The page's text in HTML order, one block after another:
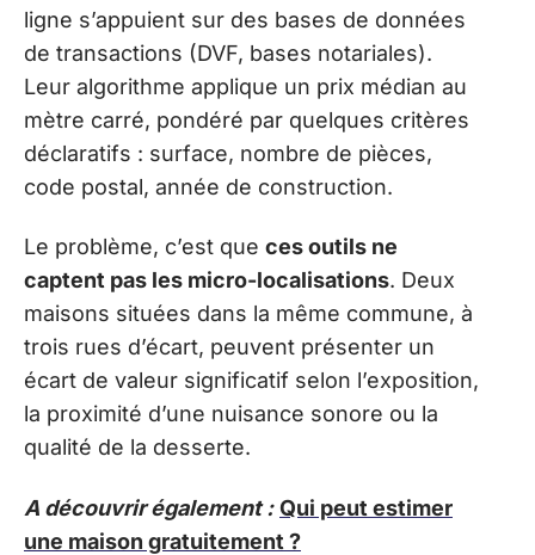
ligne s’appuient sur des bases de données
de transactions (DVF, bases notariales).
Leur algorithme applique un prix médian au
mètre carré, pondéré par quelques critères
déclaratifs : surface, nombre de pièces,
code postal, année de construction.
Le problème, c’est que ces outils ne
captent pas les micro-localisations. Deux
maisons situées dans la même commune, à
trois rues d’écart, peuvent présenter un
écart de valeur significatif selon l’exposition,
la proximité d’une nuisance sonore ou la
qualité de la desserte.
A découvrir également : Qui peut estimer
une maison gratuitement ?